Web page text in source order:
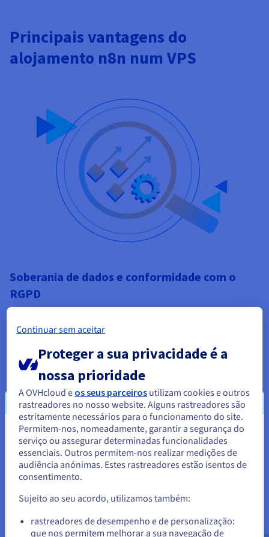
Principais vantagens do
alojamento n8n num VPS
Soberania de dados e conformidade com o
RGPD
residem em servidores dos EUA sujeitos ao CLOUD Act. Num
VPS da OVHcloud situado em França ou na Alemanha, os seus
dados ficam na Europa ao abrigo do RGPD, alojados num
datacenter que nunca é obrigado a responder a ordens
jurídicas não europeias. Para os médicos, advogados,
contabilistas e profissionais que lidam com dados
confidenciais, esta distinção não é opcional. O nossoVPS
protegido por DDoSoferece uma segurança de rede
complementar ao alojamento em datacenters conforme com
o RGPD.
Dados alojados exclusivamente no datacenter europeu
OVHcloud que escolheu
Sem acesso de terceiros aos ficheiros sem a sua
autorização explícita
Encriptação completa disponível para pastas sensíveis
através da aplicação E2EE Nextcloud
Parece que está localizado em
Estados Unidos.
Para encomendar a partir de Estados Unidos, terá de consultar e
Aceder ao website do Estados Unidos
us.ovhcloud.com/
Inglês USD - $
Continuar sem aceitar
Proteger a sua privacidade é a
nossa prioridade
A OVHcloud e os seus parceiros utilizam cookies e outros
rastreadores no nosso website. Alguns rastreadores são
estritamente necessários para o funcionamento do site.
Permitem-nos, nomeadamente, garantir a segurança do
serviço ou assegurar determinadas funcionalidades
essenciais. Outros permitem-nos realizar medições de
audiência anónimas. Estes rastreadores estão isentos de
consentimento.
Sujeito ao seu acordo, utilizamos também:
rastreadores de desempenho e de personalização:
que nos permitem melhorar a sua navegação de